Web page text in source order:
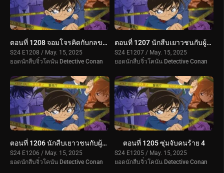
ตอนที่ 1208 จอมโจรคิดกับกลขโมยมงกุฎ (ตอนแรก)
S24 E1208 / May. 15, 2025
ยอดนักสืบจิ๋วโคนัน Detective Conan
ตอนที่ 1207 นักสืบเยาวชนกับผู้ดูแลทั้งสอง (ตอนจบ)
S24 E1207 / May. 15, 2025
ยอดนักสืบจิ๋วโคนัน Detective Conan
ตอนที่ 1206 นักสืบเยาวชนกับผู้ดูแลทั้งสอง (ตอนแรก)
S24 E1206 / May. 15, 2025
ยอดนักสืบจิ๋วโคนัน Detective Conan
ตอนที่ 1205 ซุ่มจับคนร้าย 4
S24 E1205 / May. 15, 2025
ยอดนักสืบจิ๋วโคนัน Detective Conan